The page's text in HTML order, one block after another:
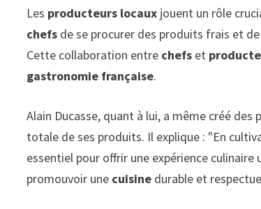
Les producteurs locaux jouent un rôle
chefs de se procurer des produits frais et
Cette collaboration entre chefs et
gastronomie française.
Alain Ducasse, quant à lui, a même créé des
totale de ses produits. Il explique : "En
essentiel pour offrir une expérience
promouvoir une cuisine durable et